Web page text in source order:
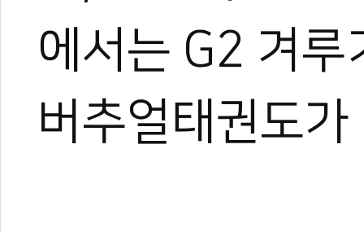
에서는 G2 겨루
버추얼태권도